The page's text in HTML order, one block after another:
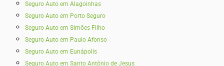
Seguro Auto em Alagoinhas
Seguro Auto em Porto Seguro
Seguro Auto em Simões Filho
Seguro Auto em Paulo Afonso
Seguro Auto em Eunápolis
Seguro Auto em Santo Antônio de Jesus